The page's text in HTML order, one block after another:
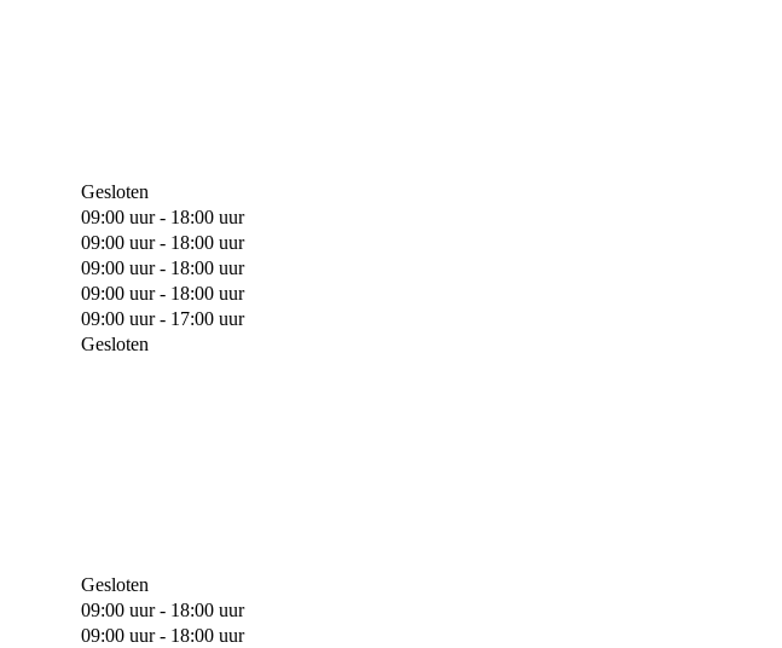
Gesloten
09:00 uur - 18:00 uur
09:00 uur - 18:00 uur
09:00 uur - 18:00 uur
09:00 uur - 18:00 uur
09:00 uur - 17:00 uur
Gesloten
Gesloten
09:00 uur - 18:00 uur
09:00 uur - 18:00 uur